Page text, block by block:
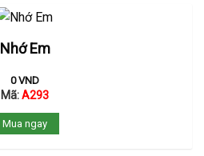
Nhớ Em
0VND
Mã:A293
Mua ngay